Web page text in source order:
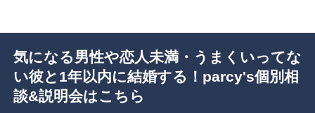
気になる男性や恋人未満・うまくいってな
い彼と1年以内に結婚する！parcy's個別相
談&説明会はこちら